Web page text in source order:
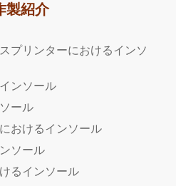
製紹介
プリンターにおけるインソ
ンソール
ール
おけるインソール
ソール
るインソール